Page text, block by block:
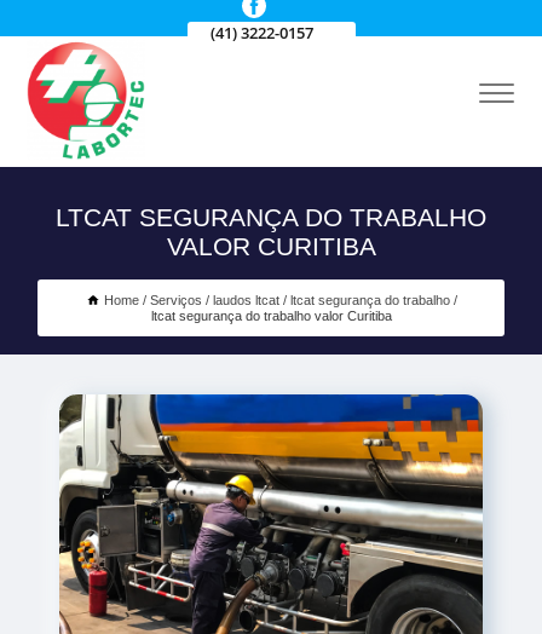
(41) 3222-0157
LTCAT SEGURANÇA DO TRABALHO
VALOR CURITIBA
Home Serviços laudos ltcat
ltcat segurança do trabalho
ltcat segurança do trabalho valor Curitiba